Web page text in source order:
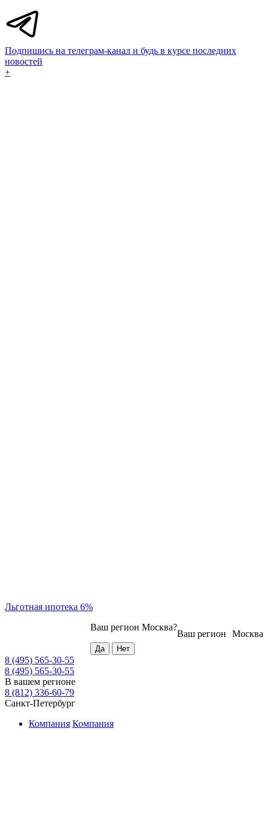
Подпишись на телеграм-канал и будь в курсе последних
новостей
+
Льготная ипотека 6%
Москва
Ваш регион
Ваш регион Москва?
8 (495) 565-30-55
8 (495) 565-30-55
В вашем регионе
8 (812) 336-60-79
Санкт-Петербург
Компания Компания